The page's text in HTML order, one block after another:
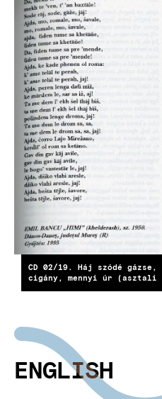
CD 02/19. Háj szódé
cigány, mennyi úr (asztali
ENGLISH